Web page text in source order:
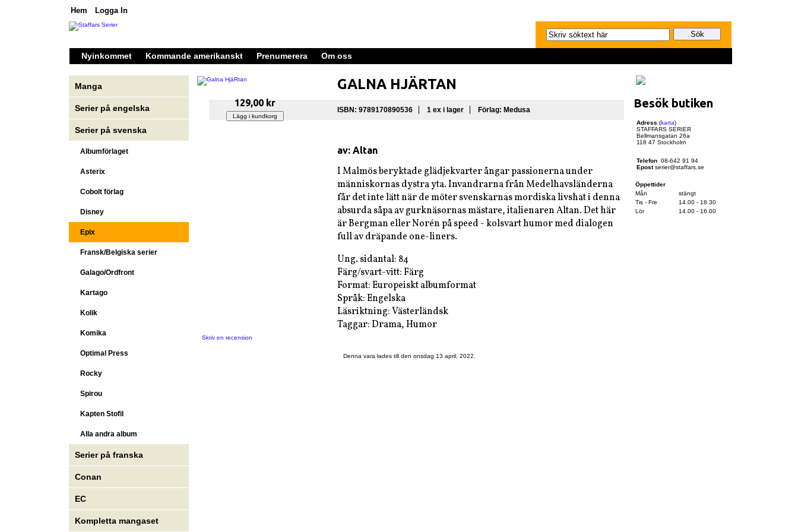
Hem Logga In
Nyinkommet Kommande amerikanskt Prenumerera Om oss
Manga
Serier på engelska
Serier på svenska
Albumförlaget
Asterix
Cobolt förlag
Disney
Epix
Fransk/Belgiska serier
Galago/Ordfront
Kartago
Kolik
Komika
Optimal Press
Rocky
Spirou
Kapten Stofil
Alla andra album
Serier på franska
Conan
EC
Kompletta mangaset
129,00 kr
GALNA HJÄRTAN
ISBN: 9789170890536 1 ex i lager Förlag: Medusa
av: Altan
I Malmös beryktade glädjekvarter ångar passionerna under
människornas dystra yta. Invandrarna från Medelhavsländerna
får det inte lätt när de möter svenskarnas mordiska livshat i denna
absurda såpa av gurknäsornas mästare, italienaren Altan. Det här
är Bergman eller Norén på speed - kolsvart humor med dialogen
full av dräpande one-liners.
Ung. sidantal: 84
Färg/svart-vitt: Färg
Format: Europeiskt albumformat
Språk: Engelska
Läsriktning: Västerländsk
Taggar: Drama, Humor
Skriv en recension
Denna vara lades till den onsdag 13 april, 2022.
Besök butiken
Adress (karta)
STAFFARS SERIER
Bellmansgatan 26a
118 47 Stockholm
Telefon 08-642 91 94
Epostserier@staffars.se
Öppettider
Mån
stängt
Tis - Fre
14.00 - 18.30
Lör
14.00 - 16.00